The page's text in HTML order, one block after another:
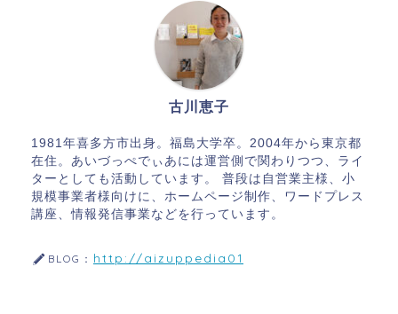
古川恵子
1981年喜多方市出身。福島大学卒。2004年から東京都
在住。あいづっぺでぃあには運営側で関わりつつ、ライ
ターとしても活動しています。 普段は自営業主様、小
規模事業者様向けに、ホームページ制作、ワードプレス
講座、情報発信事業などを行っています。
BLOG： http://aizuppedia01